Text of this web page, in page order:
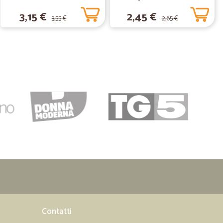
29/10/2019
veloce
3,15 € 3,55 € 2,45 € 2,65 €
Contatti